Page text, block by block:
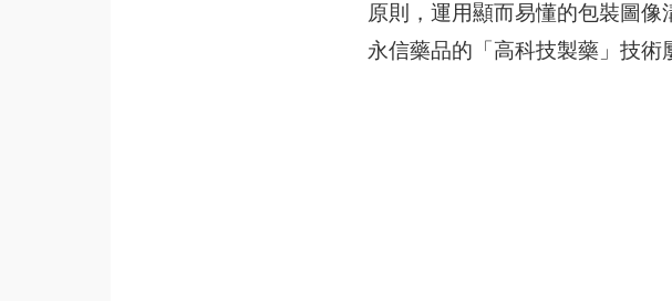
原則，運用顯而易懂的包裝圖像
永信藥品的「高科技製藥」技